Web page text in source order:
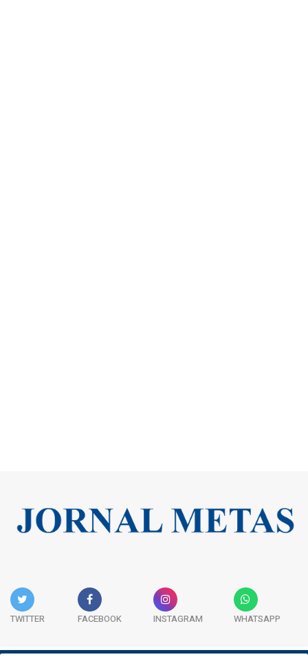
TWITTER FACEBOOK INSTAGRAM WHATSAPP